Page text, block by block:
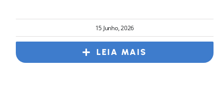
15 Junho, 2026
LEIA MAIS